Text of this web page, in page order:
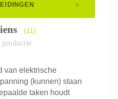
(11)
productie
van elektrische
(kunnen) staan
taken houdt